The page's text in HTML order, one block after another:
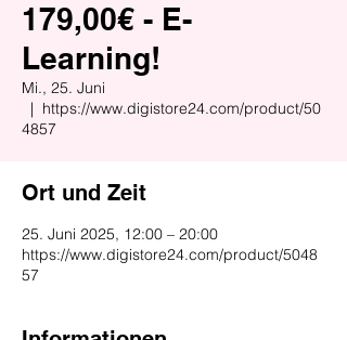
179,00€ - E-
Learning!
Mi., 25. Juni
  |
https://www.digistore24.com/product/50
4857
Ort und Zeit
25. Juni 2025, 12:00 – 20:00
https://www.digistore24.com/product/5048
57